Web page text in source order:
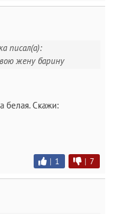
писал(а):
жену барину
белая. Скажи:
| 1 | 7